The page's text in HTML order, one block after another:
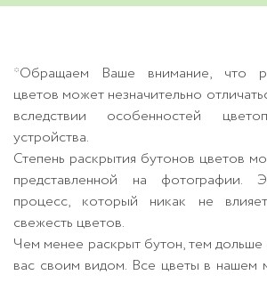
*Обращаем Ваше внимание, что
цветов может незначительно
вследствии особенностей
устройства.
Степень раскрытия бутонов цветов
представленной на фотографии.
процесс, который никак не
свежесть цветов.
Чем менее раскрыт бутон, тем дольше
вас своим видом. Все цветы в нашем